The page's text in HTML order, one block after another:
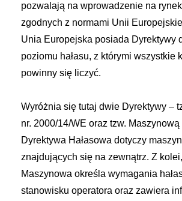
pozwalają na wprowadzenie na
zgodnych z normami Unii
Unia Europejska posiada Dyrektywy
poziomu hałasu, z którymi wszystkie
powinny się liczyć.
Wyróżnia się tutaj dwie Dyrektywy –
nr. 2000/14/WE oraz tzw.
Dyrektywa Hałasowa dotyczy
znajdujących się na zewnątrz. Z
Maszynowa określa wymagania
stanowisku operatora oraz zawiera